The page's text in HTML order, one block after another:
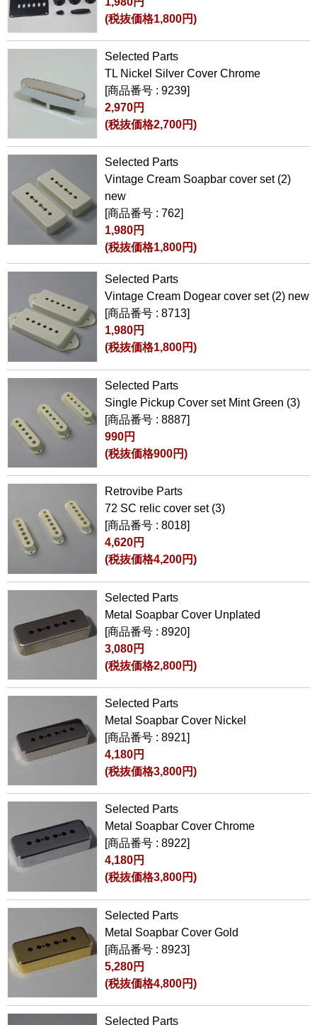
(税抜価格1,800円)
Selected Parts
TL Nickel Silver Cover Chrome
[商品番号 : 9239]
2,970円
(税抜価格2,700円)
Selected Parts
Vintage Cream Soapbar cover set (2)
new
[商品番号 : 762]
1,980円
(税抜価格1,800円)
Selected Parts
Vintage Cream Dogear cover set (2) new
[商品番号 : 8713]
1,980円
(税抜価格1,800円)
Selected Parts
Single Pickup Cover set Mint Green (3)
[商品番号 : 8887]
990円
(税抜価格900円)
Retrovibe Parts
72 SC relic cover set (3)
[商品番号 : 8018]
4,620円
(税抜価格4,200円)
Selected Parts
Metal Soapbar Cover Unplated
[商品番号 : 8920]
3,080円
(税抜価格2,800円)
Selected Parts
Metal Soapbar Cover Nickel
[商品番号 : 8921]
4,180円
(税抜価格3,800円)
Selected Parts
Metal Soapbar Cover Chrome
[商品番号 : 8922]
4,180円
(税抜価格3,800円)
Selected Parts
Metal Soapbar Cover Gold
[商品番号 : 8923]
5,280円
(税抜価格4,800円)
Selected Parts